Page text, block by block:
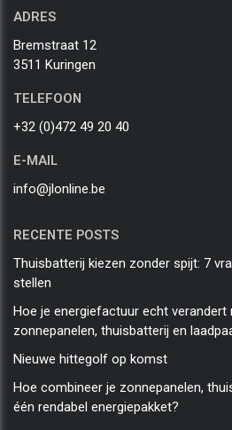
ADRES
Bremstraat 12
3511 Kuringen
TELEFOON
+32 (0)472 49 20 40
E-MAIL
info@jlonline.be
RECENTE POSTS
Thuisbatterij kiezen zonder spijt: 7
stellen
Hoe je energiefactuur echt
zonnepanelen, thuisbatterij en
Nieuwe hittegolf op komst
Hoe combineer je zonnepanelen,
één rendabel energiepakket?